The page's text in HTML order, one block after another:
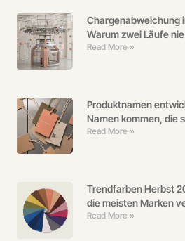
Chargenabweichung
Warum zwei Läufe
Read More »
Produktnamen
Namen kommen, die
Read More »
Trendfarben Herbst
die meisten Marken
Read More »